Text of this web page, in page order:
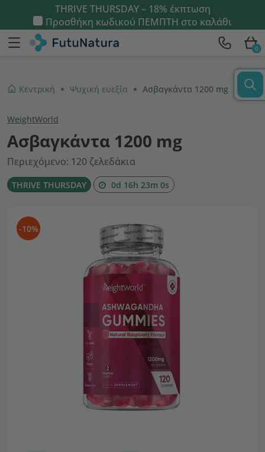
THRIVE THURSDAY – 18% έκπτωση
Προσθήκη κωδικού ΠΕΜΠΤΗ στο καλάθι
0
Κεντρική Ψυχική ευεξία Ασβαγκάντα 1200 mg
WeightWorld
Ασβαγκάντα 1200 mg
Περιεχόμενο: 120 ζελεδάκια
THRIVE THURSDAY 0d 16h 22m 59s
-10%